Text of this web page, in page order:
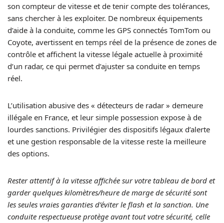
son compteur de vitesse et de tenir compte des tolérances,
sans chercher à les exploiter. De nombreux équipements
d’aide à la conduite, comme les GPS connectés TomTom ou
Coyote, avertissent en temps réel de la présence de zones de
contrôle et affichent la vitesse légale actuelle à proximité
d’un radar, ce qui permet d’ajuster sa conduite en temps
réel.
L’utilisation abusive des « détecteurs de radar » demeure
illégale en France, et leur simple possession expose à de
lourdes sanctions. Privilégier des dispositifs légaux d’alerte
et une gestion responsable de la vitesse reste la meilleure
des options.
Rester attentif à la vitesse affichée sur votre tableau de bord et
garder quelques kilomètres/heure de marge de sécurité sont
les seules vraies garanties d’éviter le flash et la sanction. Une
conduite respectueuse protège avant tout votre sécurité, celle